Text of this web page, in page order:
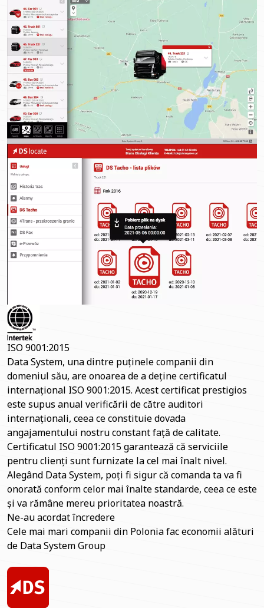
ISO 9001:2015
Data System, una dintre puținele companii din
domeniul său, are onoarea de a deține certificatul
internațional ISO 9001:2015. Acest certificat prestigios
este supus anual verificării de către auditori
internaționali, ceea ce constituie dovada
angajamentului nostru constant față de calitate.
Certificatul ISO 9001:2015 garantează că serviciile
pentru clienți sunt furnizate la cel mai înalt nivel.
Alegând Data System, poți fi sigur că comanda ta va fi
onorată conform celor mai înalte standarde, ceea ce este
și va rămâne mereu prioritatea noastră.
Ne-au acordat încredere
Cele mai mari companii din Polonia fac economii alături
de Data System Group